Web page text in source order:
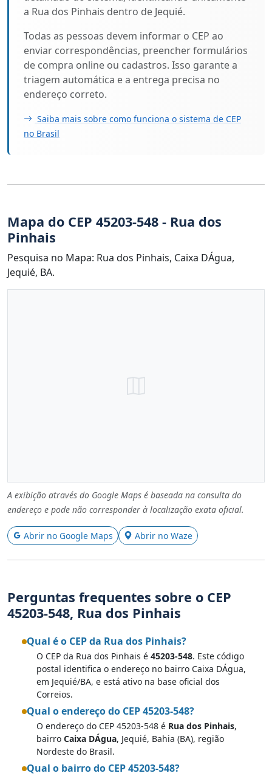
a Rua dos Pinhais dentro de Jequié.
Todas as pessoas devem informar o CEP ao
enviar correspondências, preencher formulários
de compra online ou cadastros. Isso garante a
triagem automática e a entrega precisa no
endereço correto.
Saiba mais sobre como funciona o sistema de CEP
no Brasil
Mapa do CEP 45203-548 - Rua dos
Pinhais
Pesquisa no Mapa: Rua dos Pinhais, Caixa DÁgua,
Jequié, BA.
A exibição através do Google Maps é baseada na consulta do
endereço e pode não corresponder à localização exata oficial.
Abrir no Google Maps Abrir no Waze
Perguntas frequentes sobre o CEP
45203-548, Rua dos Pinhais
Qual é o CEP da Rua dos Pinhais?
O CEP da Rua dos Pinhais é 45203-548. Este código
postal identifica o endereço no bairro Caixa DÁgua,
em Jequié/BA, e está ativo na base oficial dos
Correios.
Qual o endereço do CEP 45203-548?
O endereço do CEP 45203-548 é Rua dos Pinhais,
bairro Caixa DÁgua, Jequié, Bahia (BA), região
Nordeste do Brasil.
Qual o bairro do CEP 45203-548?